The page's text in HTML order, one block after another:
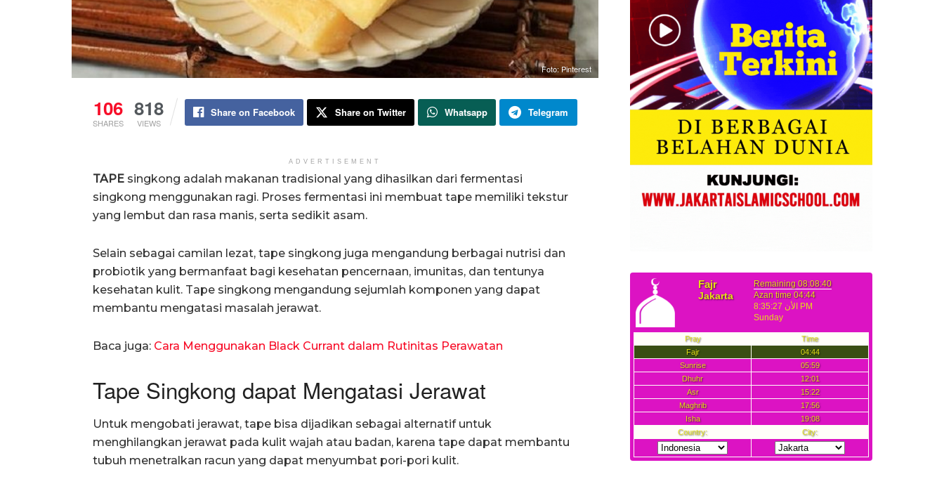
Foto: Pinterest
106
SHARES
818
VIEWS
Share on Facebook Share on Twitter Whatsapp Telegram
ADVERTISEMENT
TAPE singkong adalah makanan tradisional yang dihasilkan dari fermentasi
singkong menggunakan ragi. Proses fermentasi ini membuat tape memiliki tekstur
yang lembut dan rasa manis, serta sedikit asam.
Selain sebagai camilan lezat, tape singkong juga mengandung berbagai nutrisi dan
probiotik yang bermanfaat bagi kesehatan pencernaan, imunitas, dan tentunya
kesehatan kulit. Tape singkong mengandung sejumlah komponen yang dapat
membantu mengatasi masalah jerawat.
Baca juga: Cara Menggunakan Black Currant dalam Rutinitas Perawatan
Tape Singkong dapat Mengatasi Jerawat
Untuk mengobati jerawat, tape bisa dijadikan sebagai alternatif untuk
menghilangkan jerawat pada kulit wajah atau badan, karena tape dapat membantu
tubuh menetralkan racun yang dapat menyumbat pori-pori kulit.